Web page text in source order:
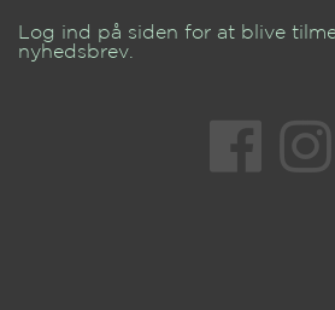
Log ind på siden for at blive
nyhedsbrev.